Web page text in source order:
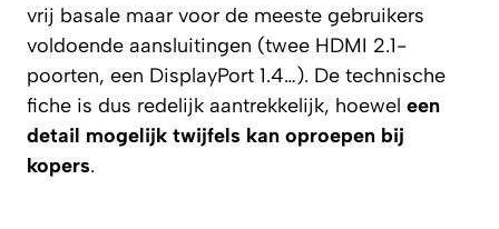
vrij basale maar voor de meeste gebruikers
voldoende aansluitingen (twee HDMI 2.1-
poorten, een DisplayPort 1.4…). De technische
fiche is dus redelijk aantrekkelijk, hoewel een
detail mogelijk twijfels kan oproepen bij
kopers.